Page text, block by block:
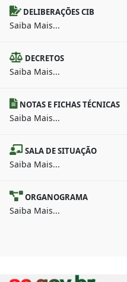
DELIBERAÇÕES CIB
Saiba Mais...
DECRETOS
Saiba Mais...
NOTAS E FICHAS TÉCNICAS
Saiba Mais...
SALA DE SITUAÇÃO
Saiba Mais...
ORGANOGRAMA
Saiba Mais...